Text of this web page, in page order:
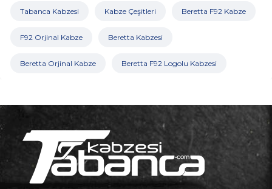
Tabanca Kabzesi Kabze Çeşitleri Beretta F92 Kabze
F92 Orjinal Kabze Beretta Kabzesi
Beretta Orjinal Kabze Beretta F92 Logolu Kabzesi